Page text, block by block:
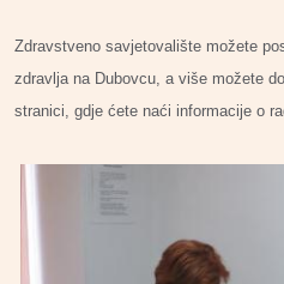
Zdravstveno savjetovalište možete
zdravlja na Dubovcu, a više možete
stranici, gdje ćete naći informacije o